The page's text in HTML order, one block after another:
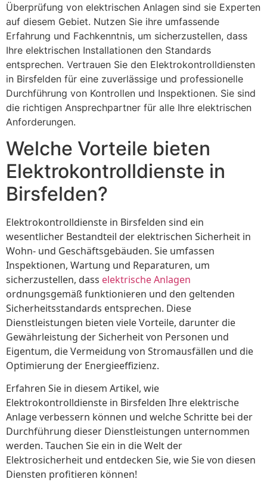
Überprüfung von elektrischen Anlagen sind sie Experten
auf diesem Gebiet. Nutzen Sie ihre umfassende
Erfahrung und Fachkenntnis, um sicherzustellen, dass
Ihre elektrischen Installationen den Standards
entsprechen. Vertrauen Sie den Elektrokontrolldiensten
in Birsfelden für eine zuverlässige und professionelle
Durchführung von Kontrollen und Inspektionen. Sie sind
die richtigen Ansprechpartner für alle Ihre elektrischen
Anforderungen.
Welche Vorteile bieten
Elektrokontrolldienste in
Birsfelden?
Elektrokontrolldienste in Birsfelden sind ein
wesentlicher Bestandteil der elektrischen Sicherheit in
Wohn- und Geschäftsgebäuden. Sie umfassen
Inspektionen, Wartung und Reparaturen, um
sicherzustellen, dass elektrische Anlagen
ordnungsgemäß funktionieren und den geltenden
Sicherheitsstandards entsprechen. Diese
Dienstleistungen bieten viele Vorteile, darunter die
Gewährleistung der Sicherheit von Personen und
Eigentum, die Vermeidung von Stromausfällen und die
Optimierung der Energieeffizienz.
Erfahren Sie in diesem Artikel, wie
Elektrokontrolldienste in Birsfelden Ihre elektrische
Anlage verbessern können und welche Schritte bei der
Durchführung dieser Dienstleistungen unternommen
werden. Tauchen Sie ein in die Welt der
Elektrosicherheit und entdecken Sie, wie Sie von diesen
Diensten profitieren können!